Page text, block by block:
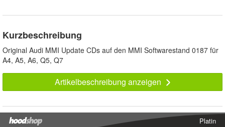
Kurzbeschreibung
Original Audi MMI Update CDs auf den MMI Softwarestand 0187 für
A4, A5, A6, Q5, Q7
Artikelbeschreibung anzeigen
Platin